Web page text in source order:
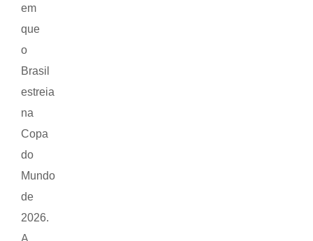
em
que
o
Brasil
estreia
na
Copa
do
Mundo
de
2026.
A